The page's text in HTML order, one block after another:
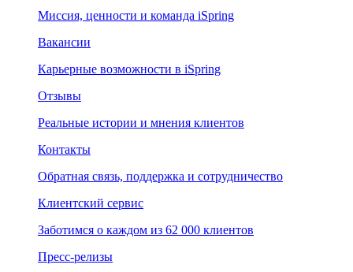
Миссия, ценности и команда iSpring
Вакансии
Карьерные возможности в iSpring
Отзывы
Реальные истории и мнения клиентов
Контакты
Обратная связь, поддержка и сотрудничество
Клиентский сервис
Заботимся о каждом из 62 000 клиентов
Пресс-релизы